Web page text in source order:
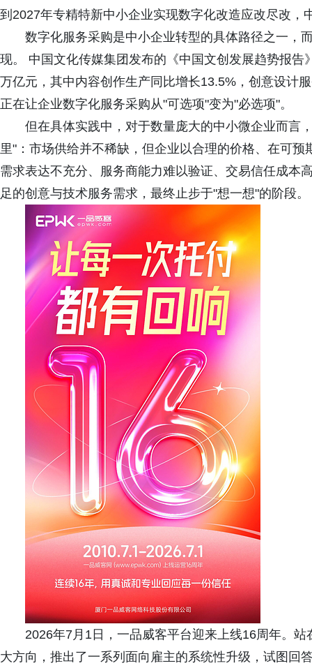
到2027年专精特新中小企业实现数字化改造应改尽改，
数字化服务采购是中小企业转型的具体路径之一，
现。 中国文化传媒集团发布的《中国文创发展趋势报
万亿元，其中内容创作生产同比增长13.5%，创意设计
正在让企业数字化服务采购从"可选项"变为"必选项"。
但在具体实践中，对于数量庞大的中小微企业而言
里"：市场供给并不稀缺，但企业以合理的价格、在可
需求表达不充分、服务商能力难以验证、交易信任成
足的创意与技术服务需求，最终止步于"想一想"的阶段。
2026年7月1日，一品威客平台迎来上线16周年。
大方向，推出了一系列面向雇主的系统性升级，试图回